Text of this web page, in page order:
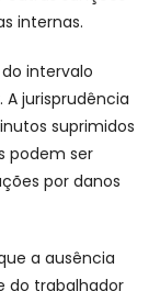
internas.
intervalo
jurisprudência
suprimidos
podem ser
por danos
a ausência
do trabalhador